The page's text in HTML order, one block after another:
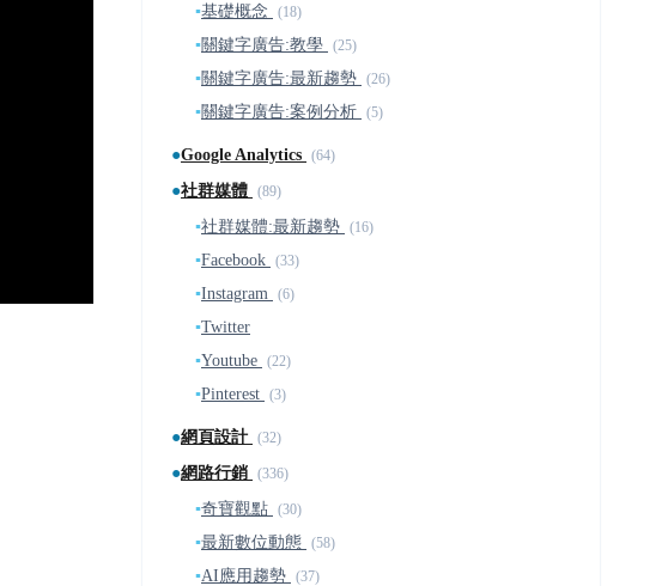
▪基礎概念 (18)
▪關鍵字廣告:教學 (25)
▪關鍵字廣告:最新趨勢 (26)
▪關鍵字廣告:案例分析 (5)
●Google Analytics (64)
●社群媒體 (89)
▪社群媒體:最新趨勢 (16)
▪Facebook (33)
▪Instagram (6)
▪Twitter
▪Youtube (22)
▪Pinterest (3)
●網頁設計 (32)
●網路行銷 (336)
▪奇寶觀點 (30)
▪最新數位動態 (58)
▪AI應用趨勢 (37)